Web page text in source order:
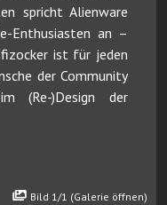
spricht Alienware
Enthusiasten an –
ist für jeden
der Community
(Re-)Design der
Bild 1/1 (Galerie öffnen)